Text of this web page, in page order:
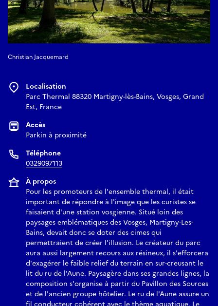
Christian Jacquemard
Localisation
Parc Thermal 88320 Martigny-lès-Bains, Vosges, Grand
Est, France
Accès
Parkin à proximité
Téléphone
0329097113
À propos
Pour les promoteurs de l'ensemble thermal, il était
important de répondre à l'image que les curistes se
faisaient d'une station vosgienne. Situé loin des
paysages emblématiques des Vosges, Martigny-Les-
Bains, devait donc se doter des cimes qui
permettraient de créer l'illusion. Le créateur du parc
aura aussi largement recours aux résineux, il s'efforcera
d'exagérer le faible relief du terrain en sur-creusant le
lit du ru de l'Aune. Paysagère dans ses grandes lignes, la
composition s'organise à partir du Pavillon des Sources
et de l'ancien groupe hôtelier. Le ru de l'Aune assure un